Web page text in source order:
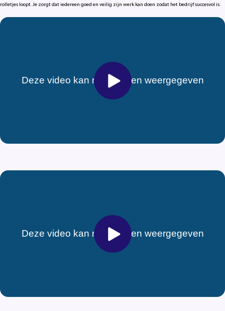
rolletjes loopt. Je zorgt dat iedereen goed en veilig zijn werk kan doen zodat het bedrijf succesvol is.